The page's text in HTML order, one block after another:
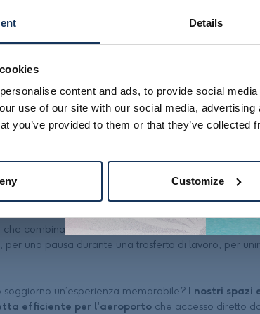
Details
content and ads, to provide social
use of our site with our social media,
you’ve provided to them or that they’ve collected
Customize
combina alla perfezione un
animo leisure con
per una pausa durante una trasferta di lavoro, per
un’esperienza memorabile? I nostri spazi
efficiente per l'aeroporto che accesso diretto